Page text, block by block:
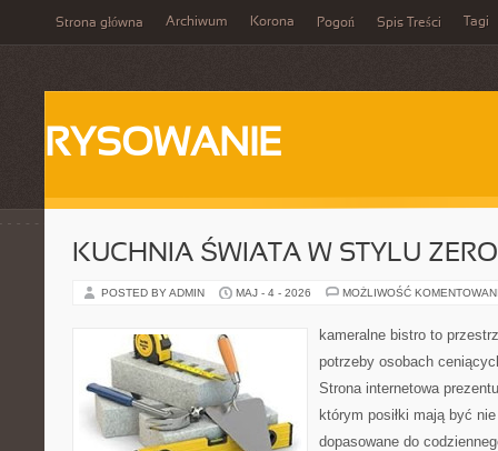
Strona główna Archiwum Korona Pogoń Spis Treści Tagi
RYSOWANIE
KUCHNIA ŚWIATA W STYLU
POSTED BY ADMIN MAJ - 4 - 2026 MOŻLIWOŚĆ
kameralne bistro to
potrzeby osobach
Strona internetowa
którym posiłki mają być
dopasowane do